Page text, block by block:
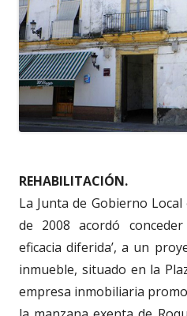
REHABILITACIÓN.
La Junta de Gobierno
de 2008 acordó
eficacia diferida’, a un
inmueble, situado en la
empresa inmobiliaria